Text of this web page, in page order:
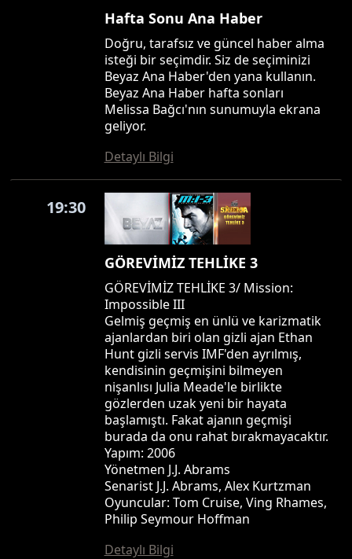
Hafta Sonu Ana Haber
Doğru, tarafsız ve güncel haber alma
isteği bir seçimdir. Siz de seçiminizi
Beyaz Ana Haber'den yana kullanın.
Beyaz Ana Haber hafta sonları
Melissa Bağcı'nın sunumuyla ekrana
geliyor.
Detaylı Bilgi
19:30
GÖREVİMİZ TEHLİKE 3
GÖREVİMİZ TEHLİKE 3/ Mission:
Impossible III
Gelmiş geçmiş en ünlü ve karizmatik
ajanlardan biri olan gizli ajan Ethan
Hunt gizli servis IMF'den ayrılmış,
kendisinin geçmişini bilmeyen
nişanlısı Julia Meade'le birlikte
gözlerden uzak yeni bir hayata
başlamıştı. Fakat ajanın geçmişi
burada da onu rahat bırakmayacaktır.
Yapım: 2006
Yönetmen J.J. Abrams
Senarist J.J. Abrams, Alex Kurtzman
Oyuncular: Tom Cruise, Ving Rhames,
Philip Seymour Hoffman
Detaylı Bilgi